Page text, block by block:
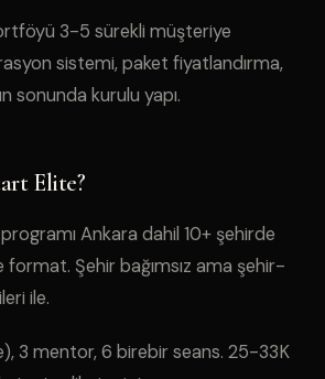
3-5 sürekli müşteriye
sistemi, paket fiyatlandırma,
sonunda kurulu yapı.
Elite?
programı Ankara dahil 10+ şehirde
format. Şehir bağımsız ama şehir-
ile.
3 mentor, 6 birebir seans. 25-33K